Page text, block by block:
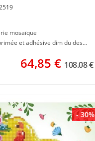
mosaïque
Toile imprimée et adhésive dim du dessin 38 x 38 cm
64,85 € 108.08 €
- 30%